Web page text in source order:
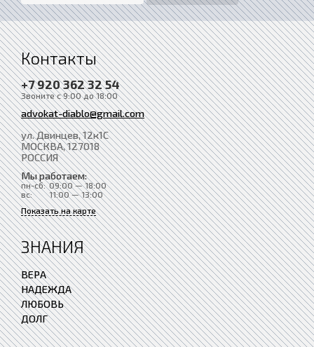
Контакты
+7 920 362 32 54
Звоните с 9:00 до 18:00
advokat-diablo@gmail.com
ул. Двинцев, 12к1С
МОСКВА, 127018
РОССИЯ
Мы работаем:
пн-сб: 09:00 — 18:00
вс:
11:00 — 13:00
Показать на карте
ЗНАНИЯ
ВЕРА
НАДЕЖДА
ЛЮБОВЬ
ДОЛГ